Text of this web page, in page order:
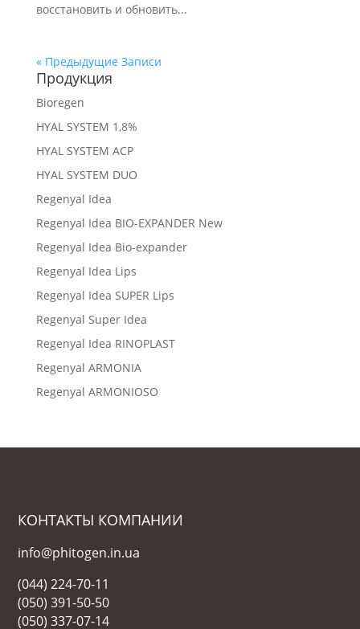
восстановить и обновить...
« Предыдущие Записи
Продукция
Bioregen
HYAL SYSTEM 1,8%
HYAL SYSTEM ACP
HYAL SYSTEM DUO
Regenyal Idea
Regenyal Idea BIO-EXPANDER New
Regenyal Idea Bio-expander
Regenyal Idea Lips
Regenyal Idea SUPER Lips
Regenyal Super Idea
Regenyal Idea RINOPLAST
Regenyal ARMONIA
Regenyal ARMONIOSO
КОНТАКТЫ КОМПАНИИ
info@phitogen.in.ua
(044) 224-70-11
(050) 391-50-50
(050) 337-07-14